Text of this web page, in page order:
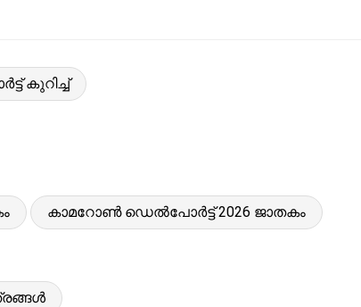
കുറിച്ച്
കാമറോൺ ഡെൽപോർട്ട് 2026 ജാതകം